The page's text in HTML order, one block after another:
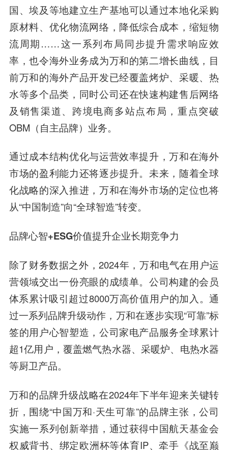
国、埃及等地建立生产基地可以通过本地化采购
原材料、优化物流网络，降低综合成本，缩短物
流周期……这一系列布局同步提升需求响应效
率，也令海外业务成为万和的第二增长曲线，目
前万和的海外产品开发已经覆盖烤炉、采暖、热
水等多个品类，同时公司还在快速构建售后网络
及销售渠道、跨境电商多站点布局，重点突破
OBM（自主品牌）业务。
通过成本结构优化与运营效率提升，万和在海外
市场的盈利能力还将逐步提升。未来，随着全球
化战略的深入推进，万和在海外市场的定位也将
从“中国制造”向“全球智造”转变。
品牌心智+ESG价值提升企业长期竞争力
除了财务数据之外，2024年，万和电气在用户运
营领域交出一份亮眼的成绩单。公司构建的会员
体系累计吸引超过8000万高价值用户的加入。通
过一系列品牌升级动作，万和在逐步实现“可靠”标
签的用户心智塑造，公司家电产品服务全球累计
超1亿用户，覆盖燃气热水器、采暖炉、电热水器
等厨卫产品。
万和的品牌升级战略在2024年下半年迎来关键转
折，围绕“中国万和·天生可靠”的品牌主张，公司
实施一系列创新举措，通过获得中国航天基金会
权威背书、绑定欧洲杯等体育IP、牵手《战至巅